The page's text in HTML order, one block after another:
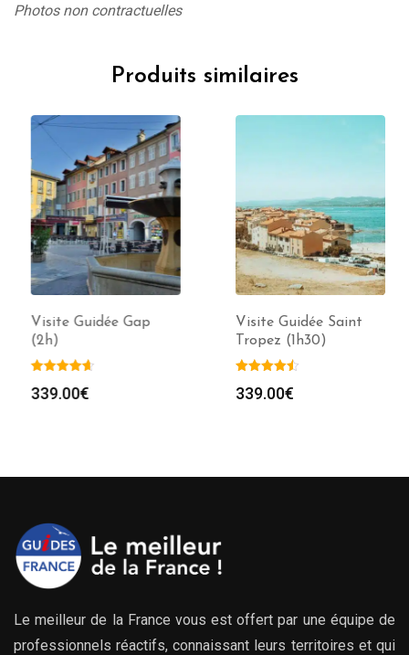
Photos non contractuelles
Produits similaires
Visite Guidée Gap
(2h)
339.00€
Visite Guidée Saint
Tropez (1h30)
339.00€
Le meilleur de la France vous est offert par une équipe de
professionnels réactifs, connaissant leurs territoires et qui